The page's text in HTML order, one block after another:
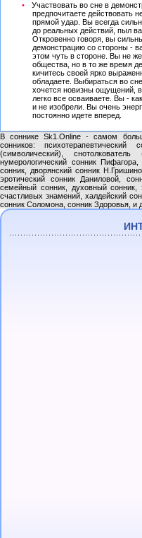
Участвовать во сне в
предпочитаете действовать
прямой удар. Вы всегда
до реальных действий, пыл
Откровенно говоря, вы
демонстрацию со стороны -
этом чуть в стороне. Вы не
общества, но в то же время
кичитесь своей ярко
обладаете. Выбираться во
хочется новизны ощущений,
легко все осваиваете. Вы -
и не изобрели. Вы очень
постоянно идете вперед.
В соннике Sk1.Online - самом
сонников:
(символический),
нумерологический сонник
сонник, дворянский сонник
эротический сонник Даниловой,
семейный сонник, духовный сонник,
счастливых знамений, халдейский
сонник Соломона, сонник Здоровья, и